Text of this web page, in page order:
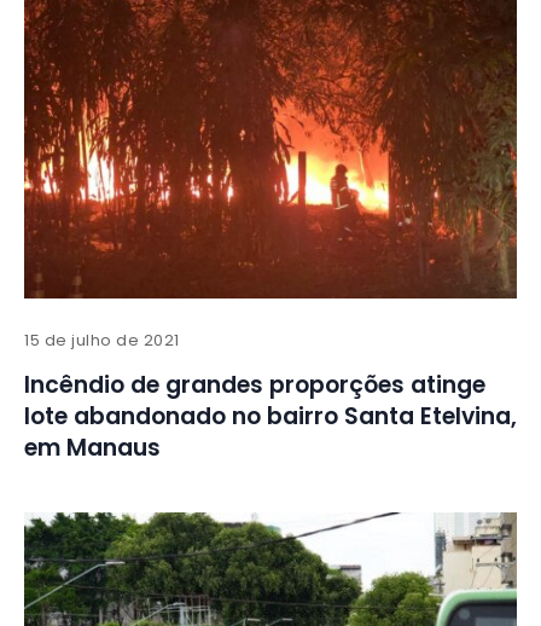
15 de julho de 2021
Incêndio de grandes proporções atinge
lote abandonado no bairro Santa Etelvina,
em Manaus